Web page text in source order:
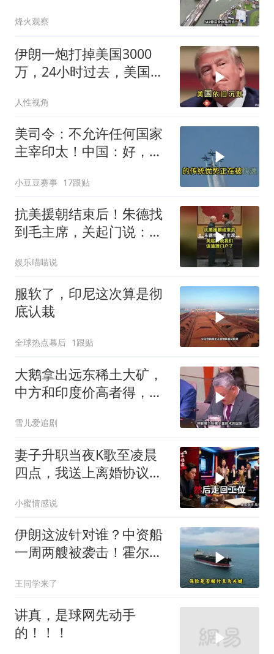
烽火观察
伊朗一炮打掉美国3000
万，24小时过去，美国依
人性视角
美司令：不允许任何国家
主宰印太！中国：好，轰
小豆豆赛事 17跟贴
抗美援朝结束后！朱德找
到毛主席，关起门说：我
娱乐喵喵说
服软了，印尼这次算是彻
底认栽
全球热点幕后 1跟贴
大鹅拿出远东稀土大矿，
中方和印度价高者得，背
雪儿爱追剧
妻子升职当夜K歌至凌晨
四点，我送上离婚协议果
口：我们谈谈
小蜜情感说
伊朗这波针对谁？中资船
一周两艘被袭击！霍尔木
彻底破灭！
王同学来了
讲真，是球网先动手
的！！！